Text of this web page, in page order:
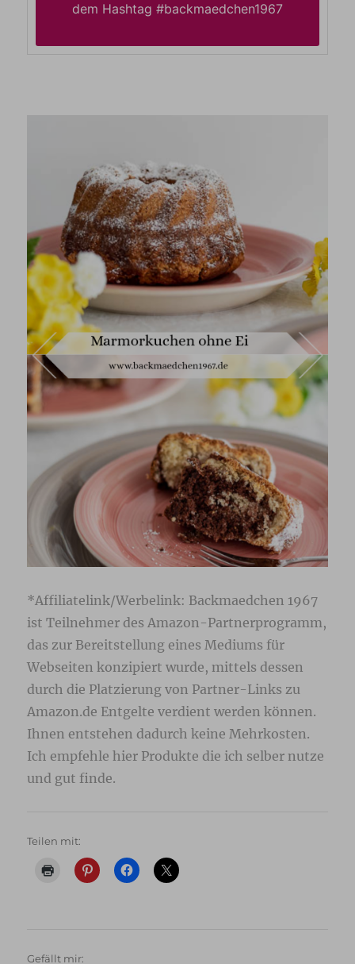
dem Hashtag #backmaedchen1967
*Affiliatelink/Werbelink: Backmaedchen 1967
ist Teilnehmer des Amazon-Partnerprogramm,
das zur Bereitstellung eines Mediums für
Webseiten konzipiert wurde, mittels dessen
durch die Platzierung von Partner-Links zu
Amazon.de Entgelte verdient werden können.
Ihnen entstehen dadurch keine Mehrkosten.
Ich empfehle hier Produkte die ich selber nutze
und gut finde.
Teilen mit:
Gefällt mir: